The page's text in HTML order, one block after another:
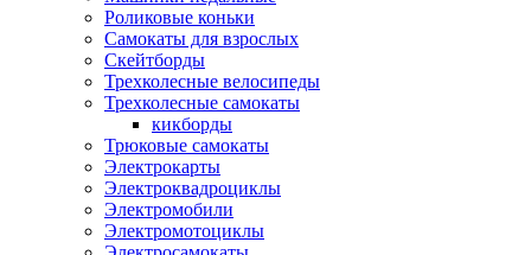
Роликовые коньки
Самокаты для взрослых
Скейтборды
Трехколесные велосипеды
Трехколесные самокаты
кикборды
Трюковые самокаты
Электрокарты
Электроквадроциклы
Электромобили
Электромотоциклы